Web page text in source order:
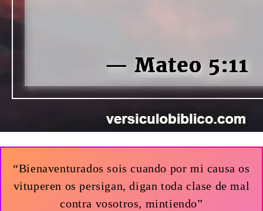
“Bienaventurados sois cuando por mi causa os
vituperen os persigan, digan toda clase de mal
contra vosotros, mintiendo”